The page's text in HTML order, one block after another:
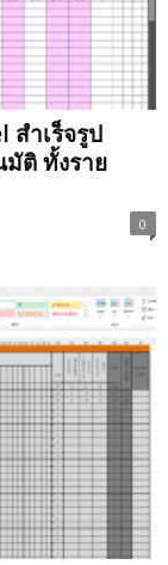
สำเร็จรูป
ติ ทั้งราย
0